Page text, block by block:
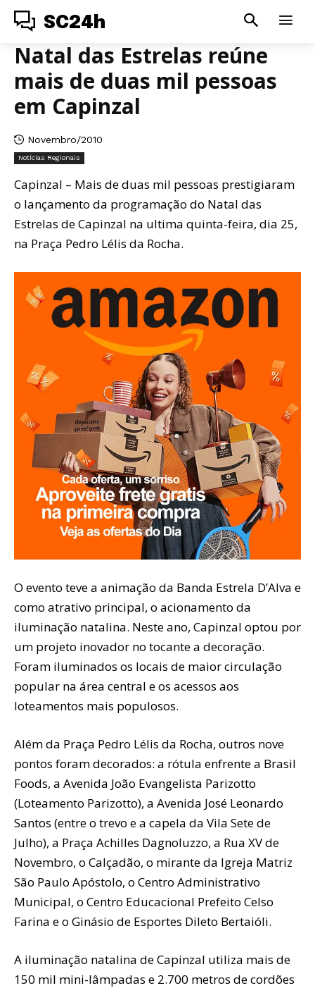
SC24h
Natal das Estrelas reúne
mais de duas mil pessoas
em Capinzal
Novembro/2010
Notícias Regionais
Capinzal – Mais de duas mil pessoas prestigiaram
o lançamento da programação do Natal das
Estrelas de Capinzal na ultima quinta-feira, dia 25,
na Praça Pedro Lélis da Rocha.
O evento teve a animação da Banda Estrela D’Alva e
como atrativo principal, o acionamento da
iluminação natalina. Neste ano, Capinzal optou por
um projeto inovador no tocante a decoração.
Foram iluminados os locais de maior circulação
popular na área central e os acessos aos
loteamentos mais populosos.
Além da Praça Pedro Lélis da Rocha, outros nove
pontos foram decorados: a rótula enfrente a Brasil
Foods, a Avenida João Evangelista Parizotto
(Loteamento Parizotto), a Avenida José Leonardo
Santos (entre o trevo e a capela da Vila Sete de
Julho), a Praça Achilles Dagnoluzzo, a Rua XV de
Novembro, o Calçadão, o mirante da Igreja Matriz
São Paulo Apóstolo, o Centro Administrativo
Municipal, o Centro Educacional Prefeito Celso
Farina e o Ginásio de Esportes Dileto Bertaióli.
A iluminação natalina de Capinzal utiliza mais de
150 mil mini-lâmpadas e 2.700 metros de cordões